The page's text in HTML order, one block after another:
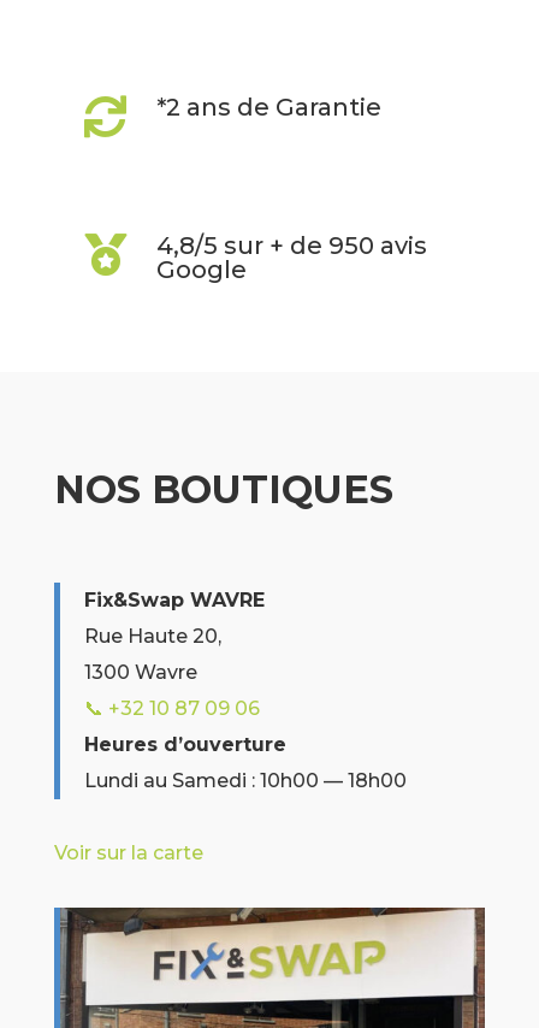
 *2 ans de Garantie

4,8/5 sur + de 950 avis
Google
NOS BOUTIQUES
Fix&Swap WAVRE
Rue Haute 20,
1300 Wavre
📞 +32 10 87 09 06
Heures d’ouverture
Lundi au Samedi : 10h00 — 18h00
Voir sur la carte